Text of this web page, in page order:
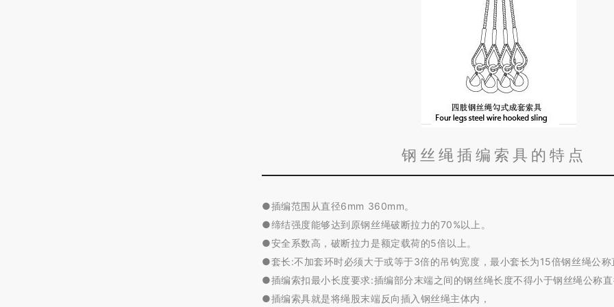
钢丝绳插编索具的特点
●插编范围从直径6mm 360mm。
●缔结强度能够达到原钢丝绳破断拉力的70%以上。
●安全系数高，破断拉力是额定载荷的5倍以上。
●套长:不加套环时必须大于或等于3倍的吊钩宽度，最小套长为15倍钢丝绳公称
●插编索扣最小长度要求:插编部分末端之间的钢丝绳长度不得小于钢丝绳公称直
●插编索具就是将绳股末端反向插入钢丝绳主体内，